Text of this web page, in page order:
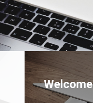
Welcome